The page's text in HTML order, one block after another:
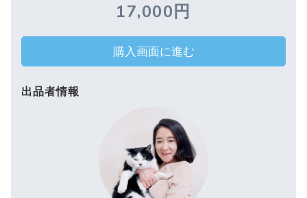
17,000円
購入画面に進む
出品者情報